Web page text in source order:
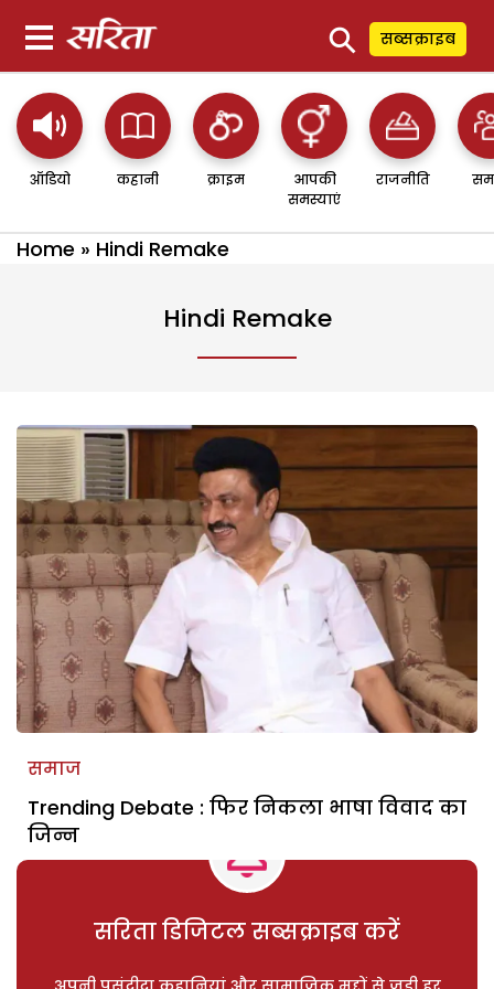
⚲ सब्सक्राइब
ऑडियो कहानी क्राइम
आपकी
समस्याएं
राजनीति
Home » Hindi Remake
Hindi Remake
समाज
Trending Debate : फिर निकला भाषा विवाद का
जिन्न
सरिता डिजिटल सब्सक्राइब करें